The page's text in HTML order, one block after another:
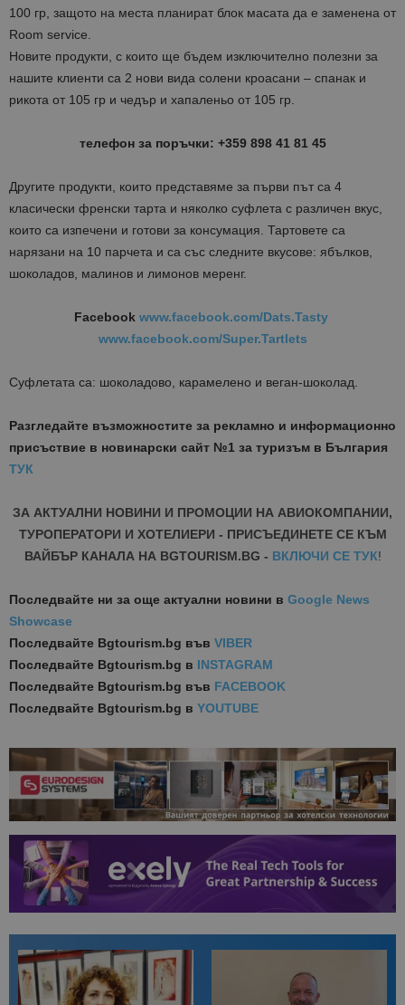
100 гр, защото на места планират блок масата да е заменена от
Room service.
Новите продукти, с които ще бъдем изключително полезни за
нашите клиенти са 2 нови вида солени кроасани – спанак и
рикота от 105 гр и чедър и хапаленьо от 105 гр.
телефон за поръчки: +359 898 41 81 45
Другите продукти, които представяме за първи път са 4
класически френски тарта и няколко суфлета с различен вкус,
които са изпечени и готови за консумация. Тартовете са
нарязани на 10 парчета и са със следните вкусове: ябълков,
шоколадов, малинов и лимонов меренг.
Facebook www.facebook.com/Dats.Tasty
www.facebook.com/Super.Tartlets
Суфлетата са: шоколадово, карамелено и веган-шоколад.
Разгледайте възможностите за рекламно и информационно
присъствие в новинарски сайт №1 за туризъм в България
ТУК
ЗА АКТУАЛНИ НОВИНИ И ПРОМОЦИИ НА АВИОКОМПАНИИ,
ТУРОПЕРАТОРИ И ХОТЕЛИЕРИ - ПРИСЪЕДИНЕТЕ СЕ КЪМ
ВАЙБЪР КАНАЛА НА BGTOURISM.BG - ВКЛЮЧИ СЕ ТУК!
Последвайте ни за още актуални новини в Google News
Showcase
Последвайте Bgtourism.bg във VIBER
Последвайте Bgtourism.bg в INSTAGRAM
Последвайте Bgtourism.bg във FACEBOOK
Последвайте Bgtourism.bg в YOUTUBE